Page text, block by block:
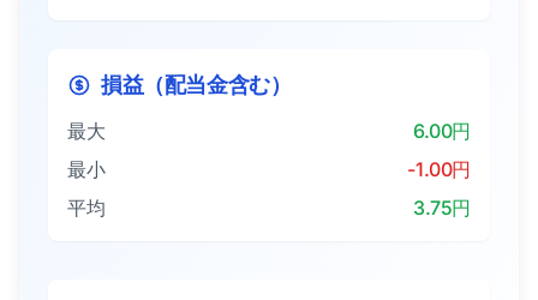
損益（配当金含む）
最大
6.00円
最小
-1.00円
平均
3.75円